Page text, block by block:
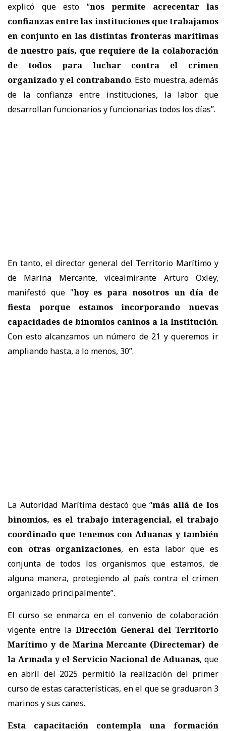
explicó que esto “nos permite acrecentar las
confianzas entre las instituciones que trabajamos
en conjunto en las distintas fronteras marítimas
de nuestro país, que requiere de la colaboración
de todos para luchar contra el crimen
organizado y el contrabando. Esto muestra, además
de la confianza entre instituciones, la labor que
desarrollan funcionarios y funcionarias todos los días”.
En tanto, el director general del Territorio Marítimo y
de Marina Mercante, vicealmirante Arturo Oxley,
manifestó que "hoy es para nosotros un día de
fiesta porque estamos incorporando nuevas
capacidades de binomios caninos a la Institución.
Con esto alcanzamos un número de 21 y queremos ir
ampliando hasta, a lo menos, 30”.
La Autoridad Marítima destacó que “más allá de los
binomios, es el trabajo interagencial, el trabajo
coordinado que tenemos con Aduanas y también
con otras organizaciones, en esta labor que es
conjunta de todos los organismos que estamos, de
alguna manera, protegiendo al país contra el crimen
organizado principalmente”.
El curso se enmarca en el convenio de colaboración
vigente entre la Dirección General del Territorio
Marítimo y de Marina Mercante (Directemar) de
la Armada y el Servicio Nacional de Aduanas, que
en abril del 2025 permitió la realización del primer
curso de estas características, en el que se graduaron 3
marinos y sus canes.
Esta capacitación contempla una formación